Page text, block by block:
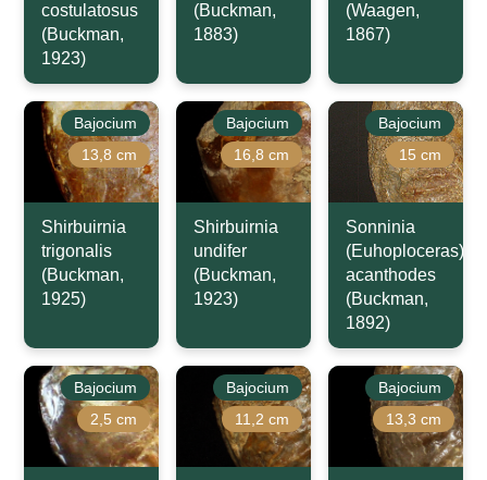
costulatosus
(Buckman,
1923)
(Buckman,
1883)
(Waagen,
1867)
Bajocium
13,8 cm
Shirbuirnia
trigonalis
(Buckman,
1925)
Bajocium
16,8 cm
Shirbuirnia
undifer
(Buckman,
1923)
Bajocium
15 cm
Sonninia
(Euhoploceras)
acanthodes
(Buckman,
1892)
Bajocium
2,5 cm
Bajocium
11,2 cm
Bajocium
13,3 cm